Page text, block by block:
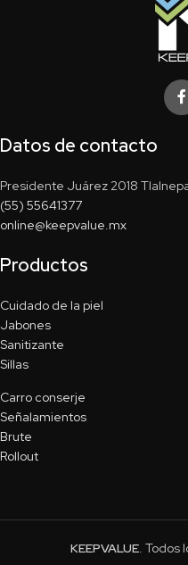
Datos de contacto
Presidente Juárez 2018
(55) 55641377
online@keepvalue.mx
Productos
Cuidado de la piel
Jabones
Sanitizante
Sillas
Carro conserje
Señalamientos
Brute
Rollout
KEEPVALUE. Todos